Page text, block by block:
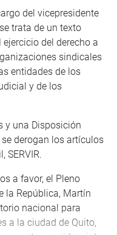
del vicepresidente
trata de un texto
del derecho a
sindicales
entidades de los
y de los
una Disposición
derogan los artículos
SERVIR.
favor, el Pleno
la República, Martín
nacional para
a la ciudad de Quito,